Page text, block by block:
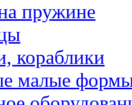
пружине
кораблики
малые